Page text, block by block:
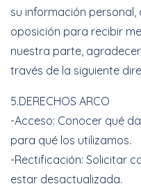
su información
oposición para recibir
nuestra parte,
través de la siguiente
5.DERECHOS ARCO
-Acceso: Conocer qué
para qué los utilizamos.
-Rectificación: Solicitar
estar desactualizada.